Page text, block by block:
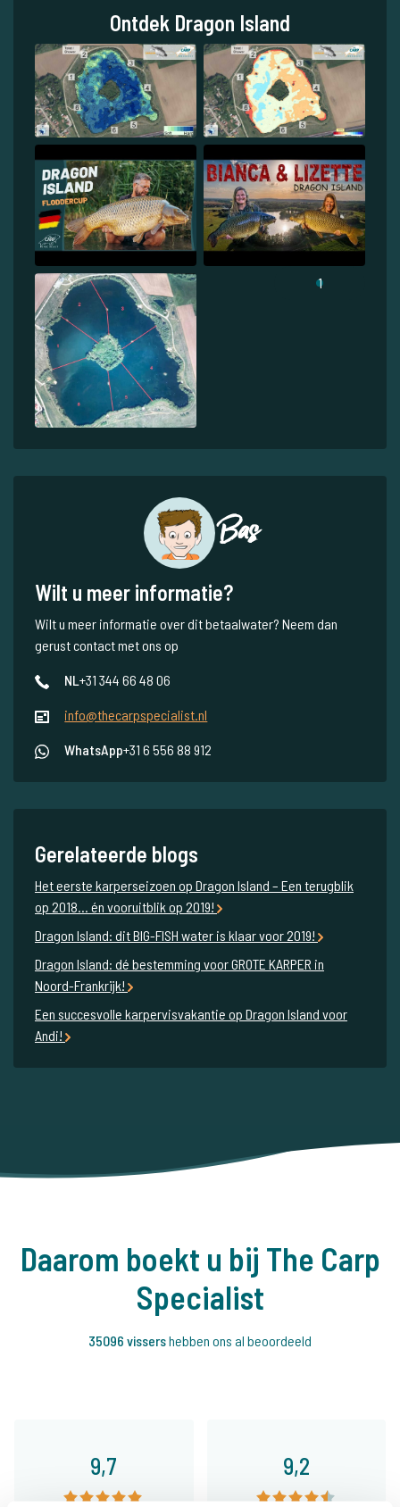
Ontdek Dragon Island
1
Bas
Wilt u meer informatie?
Wilt u meer informatie over dit betaalwater? Neem dan
gerust contact met ons op
NL+31 344 66 48 06
info@thecarpspecialist.nl
WhatsApp+31 6 556 88 912
Gerelateerde blogs
Het eerste karperseizoen op Dragon Island – Een terugblik
op 2018... én vooruitblik op 2019!
Dragon Island: dit BIG-FISH water is klaar voor 2019!
Dragon Island: dé bestemming voor GROTE KARPER in
Noord-Frankrijk!
Een succesvolle karpervisvakantie op Dragon Island voor
Andi!
Daarom boekt u bij The Carp
Specialist
35096 vissershebben ons al beoordeeld
9,7 9,2